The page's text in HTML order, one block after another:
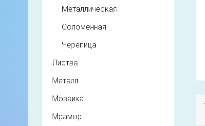
Металлическая
Соломенная
Черепица
Листва
Металл
Мозаика
Мрамор